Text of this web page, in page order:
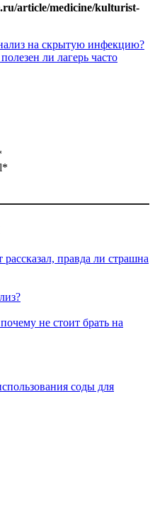
article/medicine/kulturist-
на скрытую инфекцию?
ли лагерь часто
правда ли страшна
не стоит брать на
соды для